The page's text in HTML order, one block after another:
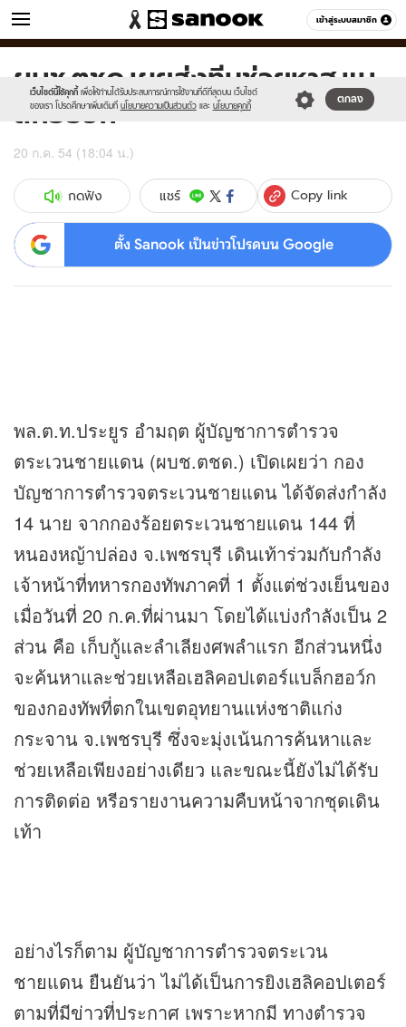
เข้าสู่ระบบสมาชิก
ข่าว หมวดอื่นๆ
เว็บไซต์นี้ใช้คุกกี้ เพื่อให้ท่านได้รับประสบการณ์การใช้งานที่ดีที่สุดบน เว็บไซต์
ของเรา โปรดศึกษาเพิ่มเติมที่ นโยบายความเป็นส่วนตัว และ นโยบายคุกกี้
ตกลง
Sanook
//s.isanook.com/sr/0/images/logo-
new-
sanook.png
600
60
ผบช.ตชด.เผยส่งทีมช่วยหาฮ.แบ
ล็กฮอว์ก
20 ก.ค. 54 (18:04 น.)
กดฟัง แชร์ Copy link
ตั้ง Sanook เป็นข่าวโปรดบน Google
พล.ต.ท.ประยูร อำมฤต ผู้บัญชาการตำรวจ
ตระเวนชายแดน (ผบช.ตชด.) เปิดเผยว่า กอง
บัญชาการตำรวจตระเวนชายแดน ได้จัดส่งกำลัง
14 นาย จากกองร้อยตระเวนชายแดน 144 ที่
หนองหญ้าปล่อง จ.เพชรบุรี เดินเท้าร่วมกับกำลัง
เจ้าหน้าที่ทหารกองทัพภาคที่ 1 ตั้งแต่ช่วงเย็นของ
เมื่อวันที่ 20 ก.ค.ที่ผ่านมา โดยได้แบ่งกำลังเป็น 2
ส่วน คือ เก็บกู้และลำเลียงศพลำแรก อีกส่วนหนึ่ง
จะค้นหาและช่วยเหลือเฮลิคอปเตอร์แบล็กฮอว์ก
ของกองทัพที่ตกในเขตอุทยานแห่งชาติแก่ง
กระจาน จ.เพชรบุรี ซึ่งจะมุ่งเน้นการค้นหาและ
ช่วยเหลือเพียงอย่างเดียว และขณะนี้ยังไม่ได้รับ
การติดต่อ หรีอรายงานความคืบหน้าจากชุดเดิน
เท้า
อย่างไรก็ตาม ผู้บัญชาการตำรวจตระเวน
ชายแดน ยืนยันว่า ไม่ได้เป็นการยิงเฮลิคอปเตอร์
ตามที่มีข่าวที่ประกาศ เพราะหากมี ทางตำรวจ